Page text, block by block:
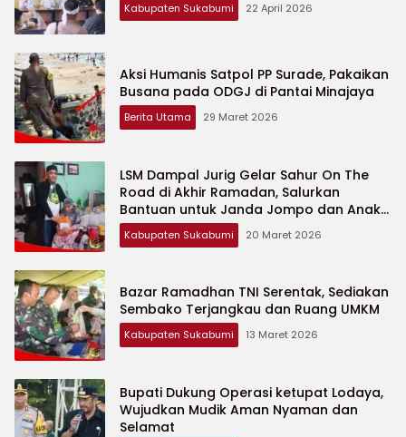
Kabupaten Sukabumi 22 April 2026
Aksi Humanis Satpol PP Surade, Pakaikan
Busana pada ODGJ di Pantai Minajaya
Berita Utama 29 Maret 2026
LSM Dampal Jurig Gelar Sahur On The
Road di Akhir Ramadan, Salurkan
Bantuan untuk Janda Jompo dan Anak
Yatim
Kabupaten Sukabumi 20 Maret 2026
Bazar Ramadhan TNI Serentak, Sediakan
Sembako Terjangkau dan Ruang UMKM
Kabupaten Sukabumi 13 Maret 2026
Bupati Dukung Operasi ketupat Lodaya,
Wujudkan Mudik Aman Nyaman dan
Selamat